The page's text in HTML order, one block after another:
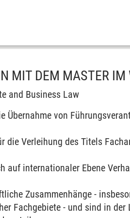
MIT DEM MASTER
and Business Law
Übernahme von
die Verleihung des Titels
auf internationaler Ebene
Zusammenhänge -
Fachgebiete - und sind in der